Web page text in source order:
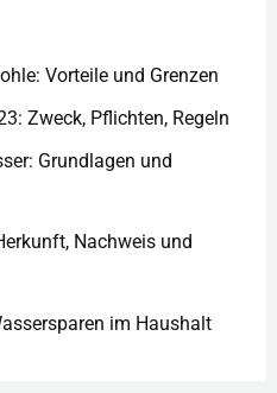
Vorteile und Grenzen
Zweck, Pflichten, Regeln
Grundlagen und
Nachweis und
im Haushalt